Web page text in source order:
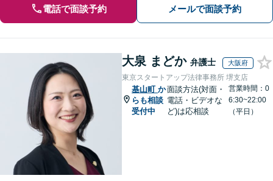
電話で面談予約 メールで面談予約
大泉 まどか 弁護士 大阪府
東京スタートアップ法律事務所 堺支店
基山町 か
らも相談
受付中
面談方法(対面・
電話・ビデオな
ど)は応相談
営業時間：0
6:30~22:00
（平日）